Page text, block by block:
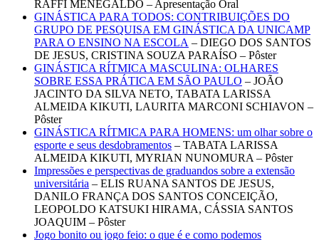
RAFFI MENEGALDO – Apresentação Oral
GINÁSTICA PARA TODOS: CONTRIBUIÇÕES DO
GRUPO DE PESQUISA EM GINÁSTICA DA UNICAMP
PARA O ENSINO NA ESCOLA – DIEGO DOS SANTOS
DE JESUS, CRISTINA SOUZA PARAÍSO – Pôster
GINÁSTICA RÍTMICA MASCULINA: OLHARES
SOBRE ESSA PRÁTICA EM SÃO PAULO – JOÃO
JACINTO DA SILVA NETO, TABATA LARISSA
ALMEIDA KIKUTI, LAURITA MARCONI SCHIAVON –
Pôster
GINÁSTICA RÍTMICA PARA HOMENS: um olhar sobre o
esporte e seus desdobramentos – TABATA LARISSA
ALMEIDA KIKUTI, MYRIAN NUNOMURA – Pôster
Impressões e perspectivas de graduandos sobre a extensão
universitária – ELIS RUANA SANTOS DE JESUS,
DANILO FRANÇA DOS SANTOS CONCEIÇÃO,
LEOPOLDO KATSUKI HIRAMA, CÁSSIA SANTOS
JOAQUIM – Pôster
Jogo bonito ou jogo feio: o que é e como podemos